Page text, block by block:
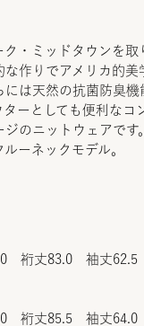
・ミッドタウンを取
作りでアメリカ的美
は天然の抗菌防臭
ーとしても便利なコ
のニットウェアで
ーネックモデル。
裄丈83.0 袖丈62.5
裄丈85.5 袖丈64.0